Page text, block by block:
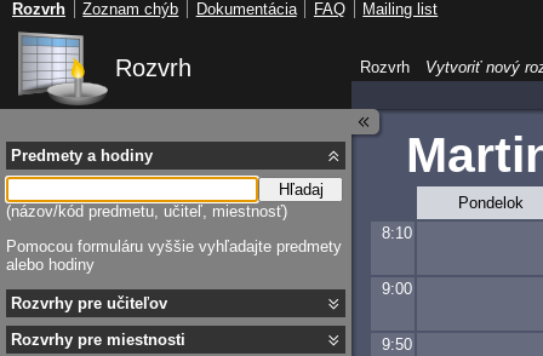
Rozvrh
Pondelok
8:10
9:00
9:50
Predmety a hodiny
Hľadaj
(názov/kód predmetu, učiteľ, miestnosť)
Pomocou formuláru vyššie vyhľadajte predmety
alebo hodiny
Rozvrhy pre učiteľov
Rozvrhy pre miestnosti
Rozvrh Vytvoriť nový
Rozvrh Zoznam chýb Dokumentácia FAQ Mailing list